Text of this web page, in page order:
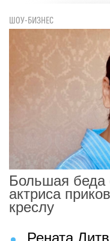
ШОУ-БИЗНЕС
Большая беда
актриса
креслу